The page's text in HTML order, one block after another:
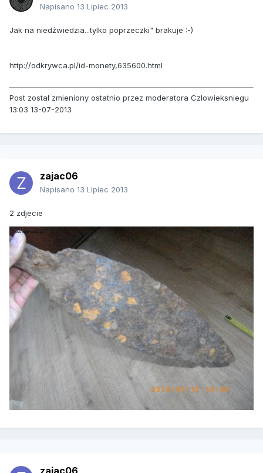
Napisano 13 Lipiec 2013
Jak na niedźwiedzia...tylko poprzeczki" brakuje :-)
http://odkrywca.pl/id-monety,635600.html
Post został zmieniony ostatnio przez moderatora Czlowieksniegu
13:03 13-07-2013
zajac06
Napisano 13 Lipiec 2013
2 zdjecie